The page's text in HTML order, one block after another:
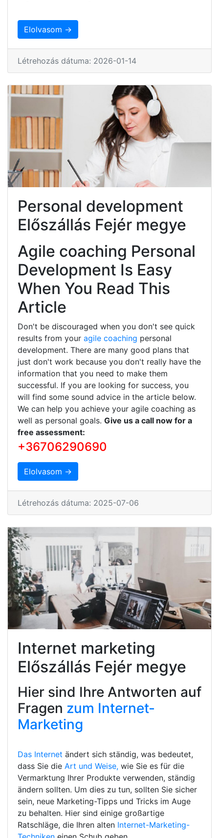
Elolvasom →
Létrehozás dátuma: 2026-01-14
Personal development
Előszállás Fejér megye
Agile coaching Personal
Development Is Easy
When You Read This
Article
Don't be discouraged when you don't see quick
results from your agile coaching personal
development. There are many good plans that
just don't work because you don't really have the
information that you need to make them
successful. If you are looking for success, you
will find some sound advice in the article below.
We can help you achieve your agile coaching as
well as personal goals. Give us a call now for a
free assessment:
+36706290690
Elolvasom →
Létrehozás dátuma: 2025-07-06
Internet marketing
Előszállás Fejér megye
Hier sind Ihre Antworten auf
Fragen zum Internet-
Marketing
Das Internet ändert sich ständig, was bedeutet,
dass Sie die Art und Weise, wie Sie es für die
Vermarktung Ihrer Produkte verwenden, ständig
ändern sollten. Um dies zu tun, sollten Sie sicher
sein, neue Marketing-Tipps und Tricks im Auge
zu behalten. Hier sind einige großartige
Ratschläge, die Ihren alten Internet-Marketing-